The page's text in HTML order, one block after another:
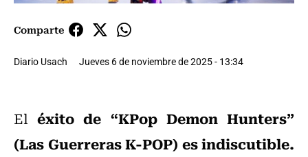
Comparte
Diario Usach Jueves 6 de noviembre de 2025 - 13:34
Eléxito de “KPop Demon Hunters”
(Las Guerreras K-POP) es indiscutible.